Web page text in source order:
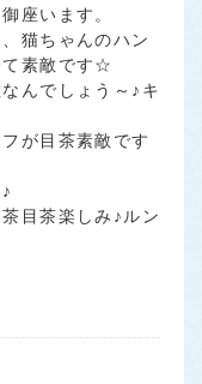
座います。
猫ちゃんのハン
て素敵です☆
んでしょう～♪キ
が目茶素敵です
目茶楽しみ♪ルン